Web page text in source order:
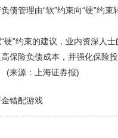
债管理由“软”约束向“硬”约束
”约束的建议，业内资深人士
保险负债成本，并强化保险
(来源：上海证券报)
错配游戏